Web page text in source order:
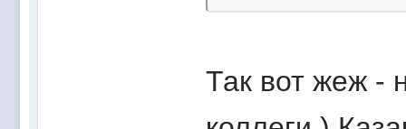
Так вот жеж -